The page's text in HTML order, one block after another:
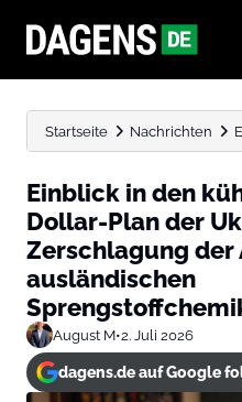
Startseite Nachrichten
Einblick in den
Dollar-Plan der
Zerschlagung der
ausländischen
August M•2. Juli 2026
dagens.de auf Google